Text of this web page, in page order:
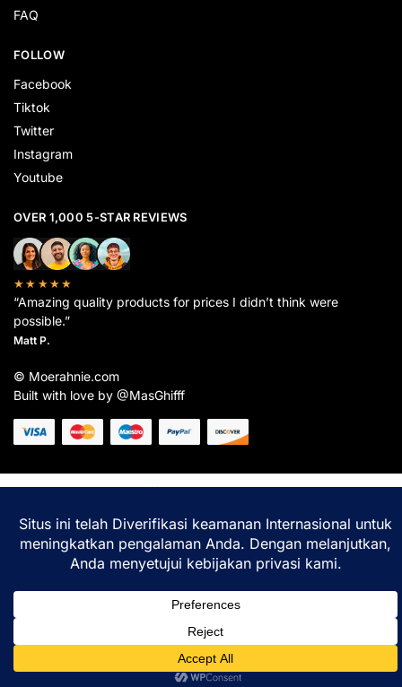
FAQ
FOLLOW
Facebook
Tiktok
Twitter
Instagram
Youtube
OVER 1,000 5-STAR REVIEWS
★★★★★
“Amazing quality products for prices I didn’t think were
possible.”
Matt P.
© Moerahnie.com
Built with love by @MasGhifff
Lacak
Moerahnie.com
pengalaman belanja terbaik Anda.